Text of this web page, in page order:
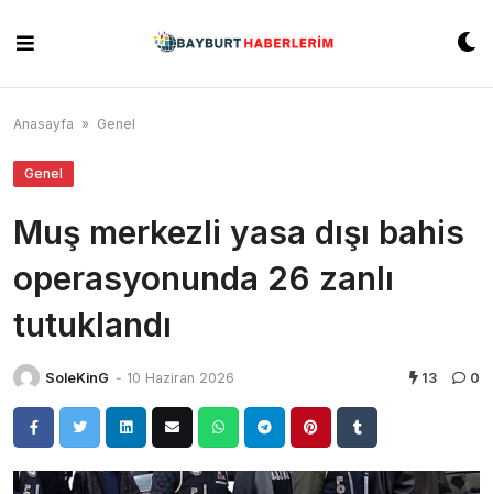
content
Anasayfa » Genel
Genel
Muş merkezli yasa dışı bahis
operasyonunda 26 zanlı
tutuklandı
SoleKinG - 10 Haziran 2026 13 0